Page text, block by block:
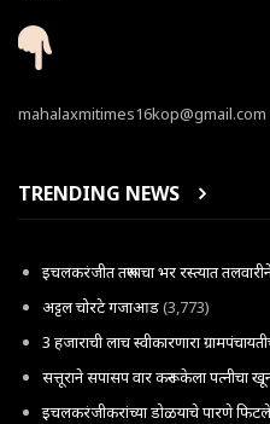
mahalaxmitimes16kop@gmail.com
TRENDING NEWS
इचलकरंजीत तरूणाचा भर रस्त्यात
अट्टल चोरटे गजाआड(3,773)
3 हजाराची लाच स्वीकारणारा
सत्तूराने सपासप वार करून केला पत्नीचा
इचलकरंजीकरांच्या डोळयाचे पारणे फिटले